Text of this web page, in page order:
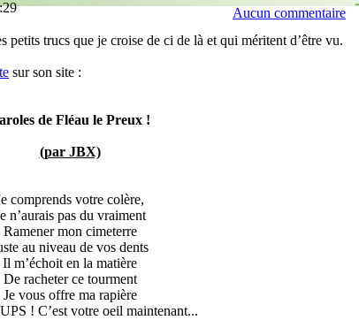
Aucun commentaire
petits trucs que je croise de ci de là et qui méritent d’être vu.
sur son site :
de Fléau le Preux !
(par JBX)
comprends votre colère,
n’aurais pas du vraiment
Ramener mon cimeterre
au niveau de vos dents
Il m’échoit en la matière
De racheter ce tourment
Je vous offre ma rapière
! C’est votre oeil maintenant...